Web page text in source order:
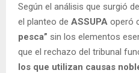
Según el análisis que surgió
el planteo de ASSUPA operó
pesca” sin los elementos
que el rechazo del tribunal
los que utilizan causas